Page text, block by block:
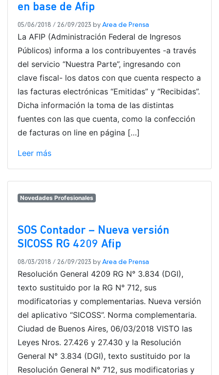
en base de Afip
05/06/2018 / 26/09/2023 by Area de Prensa
La AFIP (Administración Federal de Ingresos
Públicos) informa a los contribuyentes -a través
del servicio “Nuestra Parte”, ingresando con
clave fiscal- los datos con que cuenta respecto a
las facturas electrónicas “Emitidas” y “Recibidas”.
Dicha información la toma de las distintas
fuentes con las que cuenta, como la confección
de facturas on line en página […]
Leer más
Novedades Profesionales
SOS Contador – Nueva versión
SICOSS RG 4209 Afip
08/03/2018 / 26/09/2023 by Area de Prensa
Resolución General 4209 RG N° 3.834 (DGI),
texto sustituido por la RG N° 712, sus
modificatorias y complementarias. Nueva versión
del aplicativo “SICOSS”. Norma complementaria.
Ciudad de Buenos Aires, 06/03/2018 VISTO las
Leyes Nros. 27.426 y 27.430 y la Resolución
General N° 3.834 (DGI), texto sustituido por la
Resolución General N° 712, sus modificatorias y